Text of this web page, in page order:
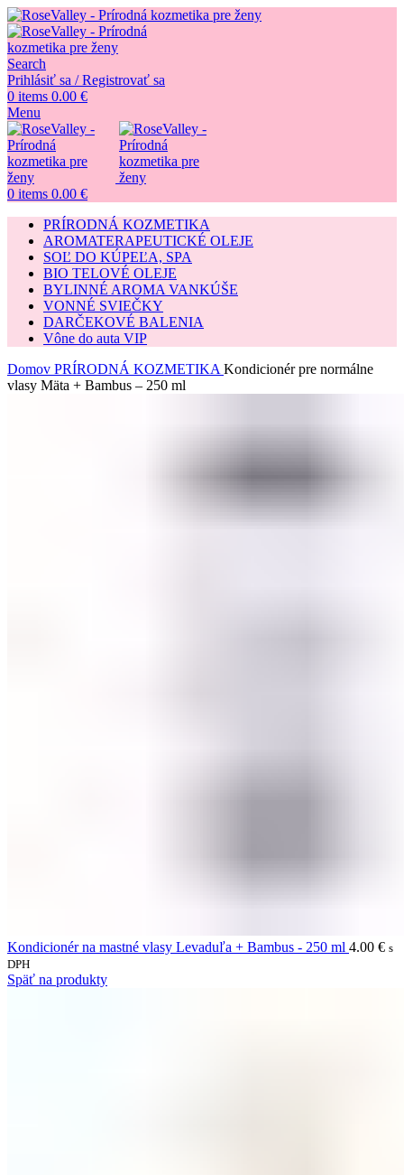
Search
Prihlásiť sa / Registrovať sa
0 items 0.00 €
Menu
0 items 0.00 €
PRÍRODNÁ KOZMETIKA
AROMATERAPEUTICKÉ OLEJE
SOĽ DO KÚPEĽA, SPA
BIO TELOVÉ OLEJE
BYLINNÉ AROMA VANKÚŠE
VONNÉ SVIEČKY
DARČEKOVÉ BALENIA
Vône do auta VIP
Domov PRÍRODNÁ KOZMETIKA Kondicionér pre normálne
vlasy Mäta + Bambus – 250 ml
Kondicionér na mastné vlasy Levaduľa + Bambus - 250 ml 4.00 € s
DPH
Späť na produkty